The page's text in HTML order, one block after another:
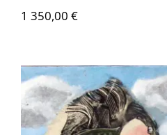
1 350,00 €